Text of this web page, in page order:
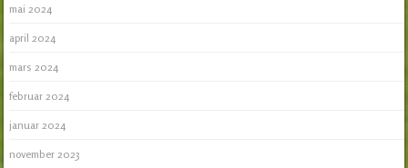
mai 2024
april 2024
mars 2024
februar 2024
januar 2024
november 2023